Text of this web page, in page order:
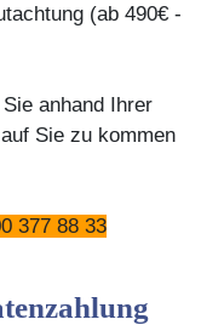
(ab 490€ -
anhand Ihrer
Sie zu kommen
377 88 33